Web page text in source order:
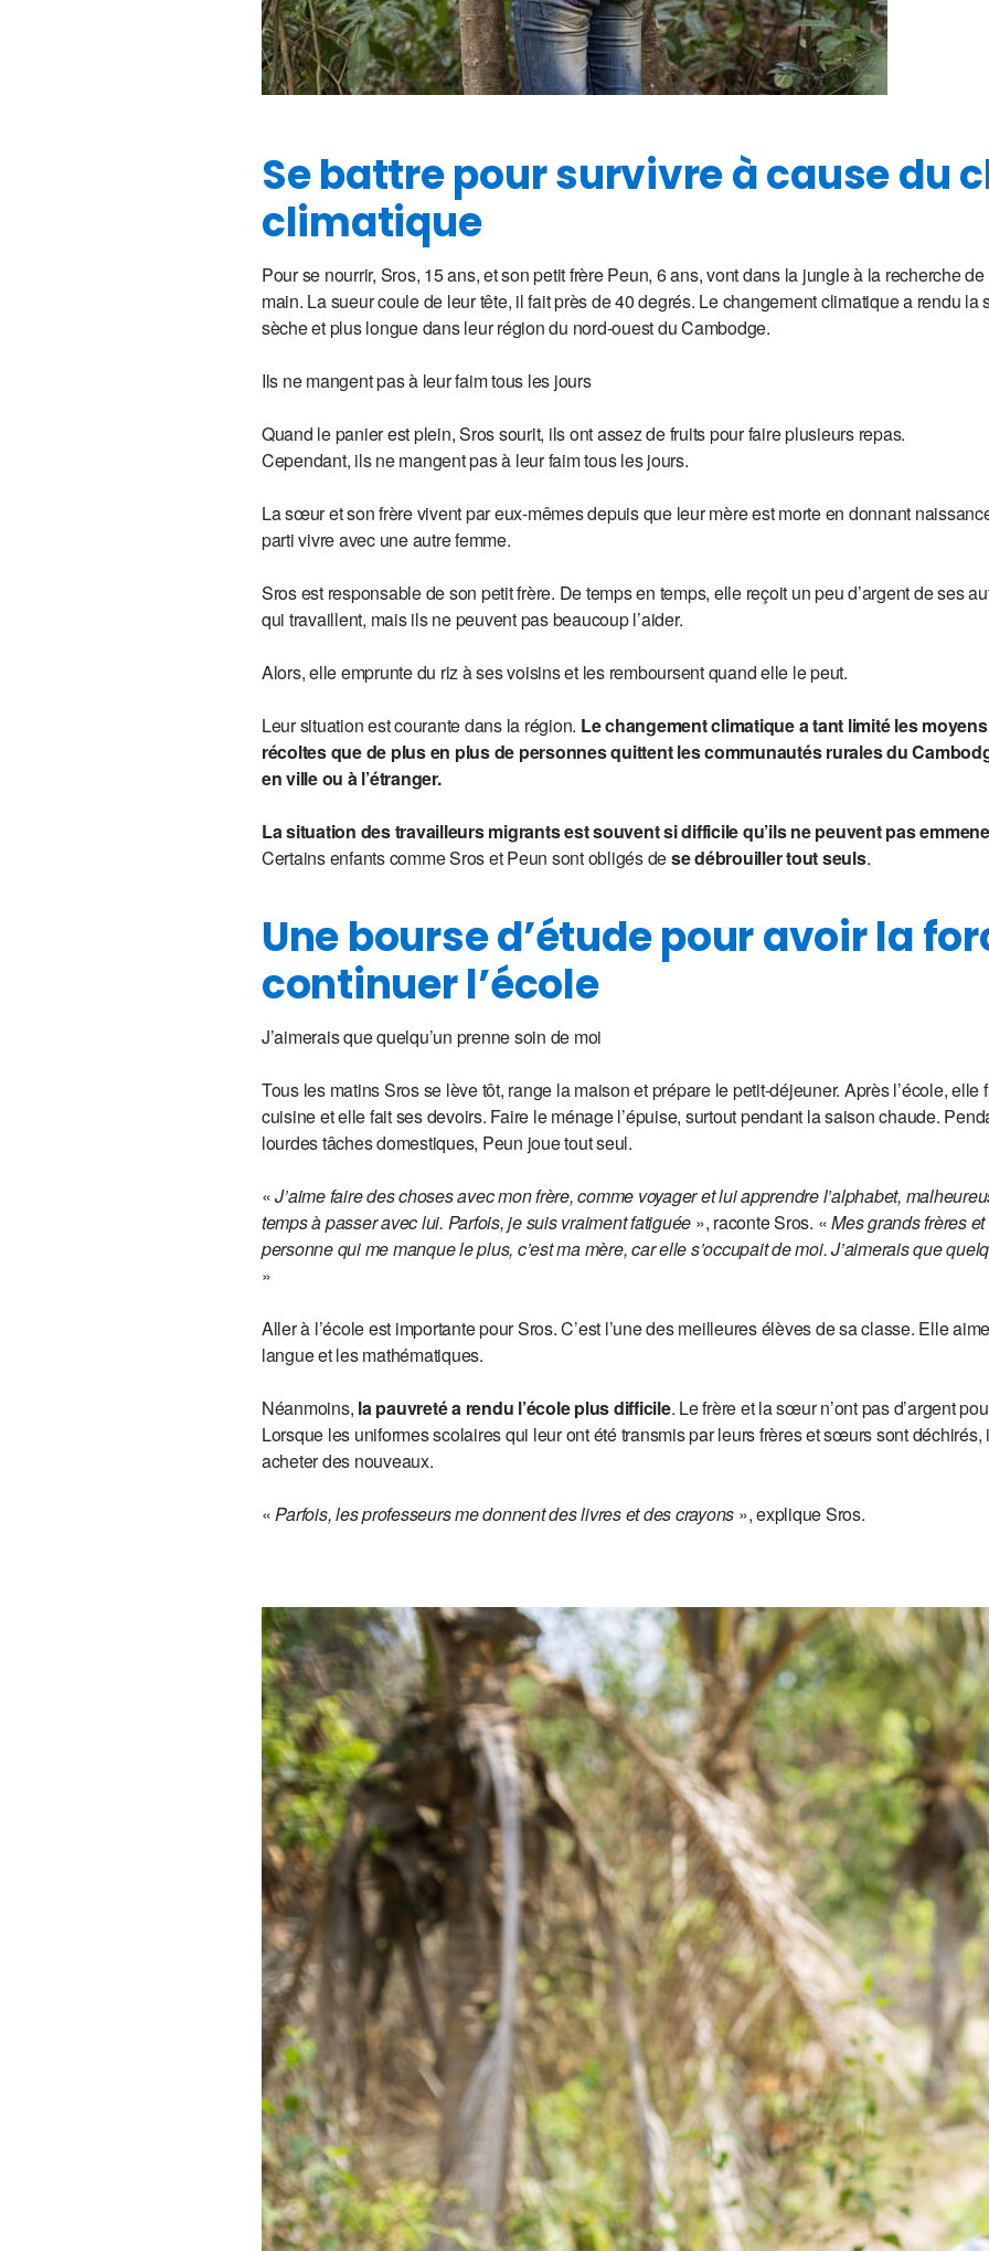
Se battre pour survivre à cause du
climatique
Pour se nourrir, Sros, 15 ans, et son petit frère Peun, 6 ans, vont dans la jungle à la recherche
main. La sueur coule de leur tête, il fait près de 40 degrés. Le changement climatique a rendu
sèche et plus longue dans leur région du nord-ouest du Cambodge.
Ils ne mangent pas à leur faim tous les jours
Quand le panier est plein, Sros sourit, ils ont assez de fruits pour faire plusieurs repas.
Cependant, ils ne mangent pas à leur faim tous les jours.
La sœur et son frère vivent par eux-mêmes depuis que leur mère est morte en donnant
parti vivre avec une autre femme.
Sros est responsable de son petit frère. De temps en temps, elle reçoit un peu d’argent de ses
qui travaillent, mais ils ne peuvent pas beaucoup l’aider.
Alors, elle emprunte du riz à ses voisins et les remboursent quand elle le peut.
Leur situation est courante dans la région. Le changement climatique a tant limité les
récoltes que de plus en plus de personnes quittent les communautés rurales du
en ville ou à l’étranger.
La situation des travailleurs migrants est souvent si difficile qu’ils ne peuvent pas
Certains enfants comme Sros et Peun sont obligés dese débrouiller tout seuls.
Une bourse d’étude pour avoir la
continuer l’école
J’aimerais que quelqu’un prenne soin de moi
Tous les matins Sros se lève tôt, range la maison et prépare le petit-déjeuner. Après l’école,
cuisine et elle fait ses devoirs. Faire le ménage l’épuise, surtout pendant la saison chaude.
lourdes tâches domestiques, Peun joue tout seul.
«J’aime faire des choses avec mon frère, comme voyager et lui apprendre l’alphabet,
temps à passer avec lui. Parfois, je suis vraiment fatiguée », raconte Sros. «Mes grands frères
personne qui me manque le plus, c’est ma mère, car elle s’occupait de moi. J’aimerais que
»
Aller à l’école est importante pour Sros. C’est l’une des meilleures élèves de sa classe. Elle
langue et les mathématiques.
Néanmoins, la pauvreté a rendu l’école plus difficile. Le frère et la sœur n’ont pas d’argent
Lorsque les uniformes scolaires qui leur ont été transmis par leurs frères et sœurs sont déchirés,
acheter des nouveaux.
«Parfois, les professeurs me donnent des livres et des crayons », explique Sros.